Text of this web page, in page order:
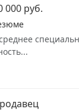
000 руб.